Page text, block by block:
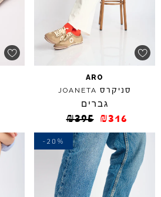
ARO
סניקרס JOANETA
גברים
₪395 ₪316
-20%